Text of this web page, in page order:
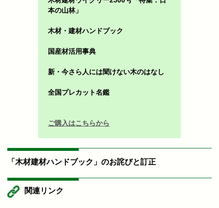
本の山林」
木材・建材ハンドブック
国産材活用事典
新・今さら人には聞けない木のはなし
全国プレカット名鑑
ご購入はこちらから
「木材建材ハンドブック」のお詫びと訂正
関連リンク